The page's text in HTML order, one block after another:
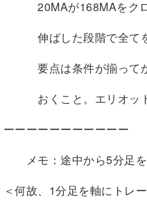
20MAが168MAをクロ
伸ばした段階で全てを
要点は条件が揃ってか
おくこと。エリオット
ーーーーーーーーーーー
メモ：途中から5分足を
＜何故、1分足を軸にトレ